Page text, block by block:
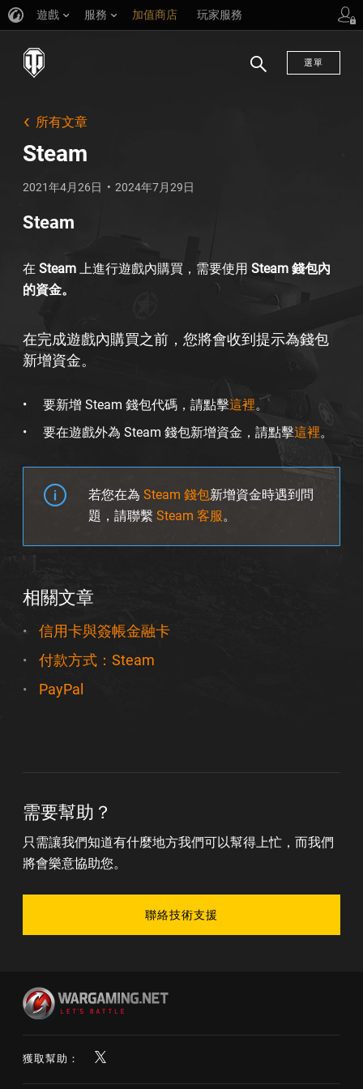
遊戲 服務 加值商店 玩家服務
選單
所有文章
Steam
2021年4月26日 2024年7月29日
Steam
在 Steam 上進行遊戲內購買，需要使用 Steam 錢包內
的資金。
在完成遊戲內購買之前，您將會收到提示為錢包
新增資金。
要新增 Steam 錢包代碼，請點擊這裡。
要在遊戲外為 Steam 錢包新增資金，請點擊這裡。
若您在為 Steam 錢包新增資金時遇到問
題，請聯繫 Steam 客服。
相關文章
信用卡與簽帳金融卡
付款方式：Steam
PayPal
需要幫助？
只需讓我們知道有什麼地方我們可以幫得上忙，而我們
將會樂意協助您。
聯絡技術支援
獲取幫助：